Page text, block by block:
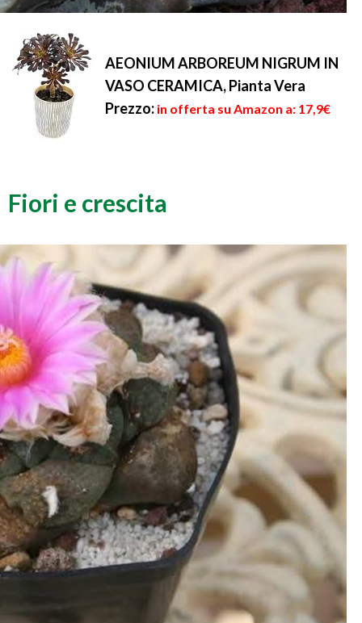
AEONIUM ARBOREUM NIGRUM IN
VASO CERAMICA, Pianta Vera
Prezzo: in offerta su Amazon a: 17,9€
Fiori e crescita